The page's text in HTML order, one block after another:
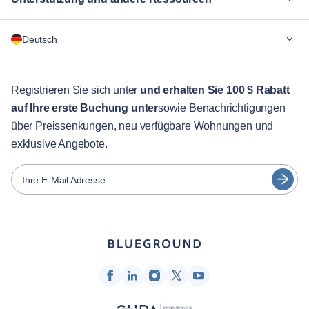
Für Unternehmen
Gästebetreuung
Stadt-Guide
Partner
Vermieter von Möbeln
Vermieter
Franchise-Partner
Deutsch
English
Português
Español
Français
Türkçe
Registrieren Sie sich unter und erhalten Sie 100 $ Rabatt
auf Ihre erste Buchung untersowie Benachrichtigungen
über Preissenkungen, neu verfügbare Wohnungen und
exklusive Angebote.
Ihre E-Mail Adresse